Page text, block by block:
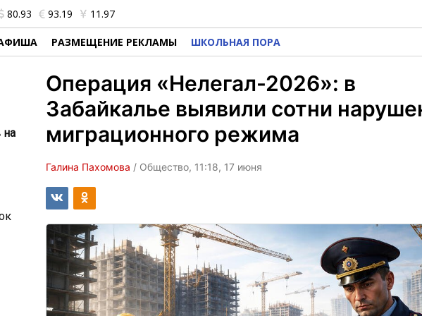
80.93 93.19 11.97
РАЗМЕЩЕНИЕ РЕКЛАМЫ ШКОЛЬНАЯ ПОРА
на
Операция «Нелегал-2026»: в
Забайкалье выявили сотни
миграционного режима
Галина Пахомова / Общество, 11:18, 17 июня